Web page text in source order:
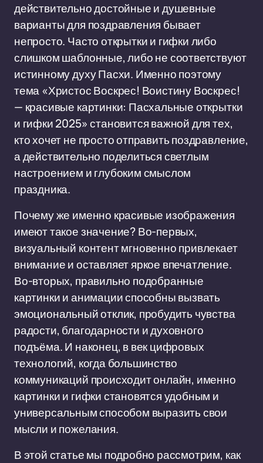
действительно достойные и душевные
варианты для поздравления бывает
непросто. Часто открытки и гифки либо
слишком шаблонные, либо не соответствуют
истинному духу Пасхи. Именно поэтому
тема «Христос Воскрес! Воистину Воскрес!
— красивые картинки: Пасхальные открытки
и гифки 2025» становится важной для тех,
кто хочет не просто отправить поздравление,
а действительно поделиться светлым
настроением и глубоким смыслом
праздника.
Почему же именно красивые изображения
имеют такое значение? Во-первых,
визуальный контент мгновенно привлекает
внимание и оставляет яркое впечатление.
Во-вторых, правильно подобранные
картинки и анимации способны вызвать
эмоциональный отклик, пробудить чувства
радости, благодарности и духовного
подъёма. И наконец, в век цифровых
технологий, когда большинство
коммуникаций происходит онлайн, именно
картинки и гифки становятся удобным и
универсальным способом выразить свои
мысли и пожелания.
В этой статье мы подробно рассмотрим, как